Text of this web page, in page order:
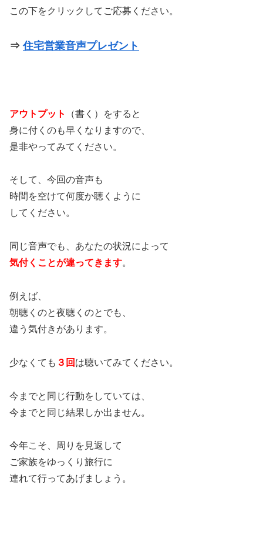
この下をクリックしてご応募ください。
⇒住宅営業音声プレゼント
アウトプット
（書く）をすると
身に付くのも早くなりますので、
是非やってみてください。
そして、今回の音声も
時間を空けて何度か聴くように
してください。
同じ音声でも、あなたの状況によって
気付くことが違ってきます。
例えば、
朝聴くのと夜聴くのとでも、
違う気付きがあります。
少なくても ３回 は聴いてみてください。
今までと同じ行動をしていては、
今までと同じ結果しか出ません。
今年こそ、周りを見返して
ご家族をゆっくり旅行に
連れて行ってあげましょう。